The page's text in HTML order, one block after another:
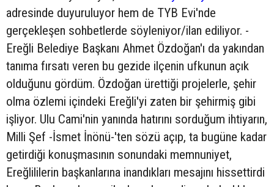
adresinde duyuruluyor hem de TYB Evi'nde
gerçekleşen sohbetlerde söyleniyor/ilan ediliyor. -
Ereğli Belediye Başkanı Ahmet Özdoğan'ı da yakından
tanıma fırsatı veren bu gezide ilçenin ufkunun açık
olduğunu gördüm. Özdoğan ürettiği projelerle, şehir
olma özlemi içindeki Ereğli'yi zaten bir şehirmiş gibi
işliyor. Ulu Cami'nin yanında hatırını sorduğum ihtiyarın,
Milli Şef -İsmet İnönü-'ten sözü açıp, ta bugüne kadar
getirdiği konuşmasının sonundaki memnuniyet,
Ereğlililerin başkanlarına inandıkları mesajını hissettirdi